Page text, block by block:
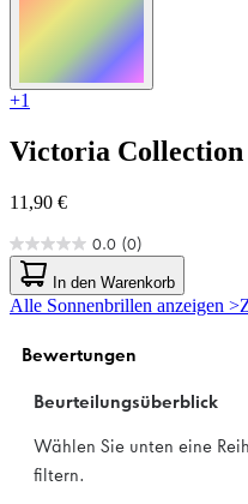
+1
Victoria Collection
11,90 €
0.0 (0)
0.0
von
5
Sternen.
In den Warenkorb
Alle Sonnenbrillen anzeigen >